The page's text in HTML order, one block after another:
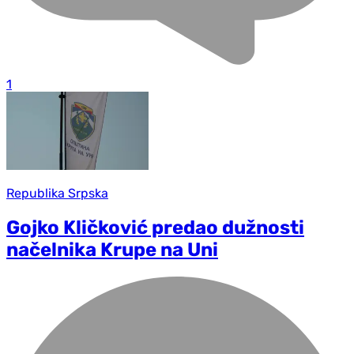
1
Republika Srpska
Gojko Kličković predao dužnosti
načelnika Krupe na Uni